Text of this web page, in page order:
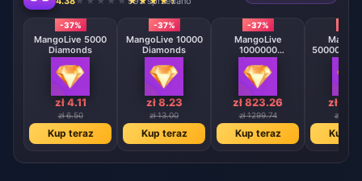
-37%
MangoLive 5000
Diamonds
zł 4.11
zł 6.50
Kup teraz
-37%
MangoLive 10000
Diamonds
zł 8.23
zł 13.00
Kup teraz
-37%
MangoLive
1000000
Diamonds
zł 823.26
zł 1299.74
Kup teraz
500000
zł
zł
Kup